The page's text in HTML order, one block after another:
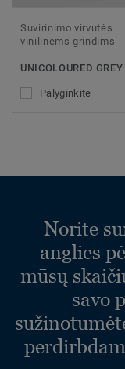
Suvirinimo virvutės
vinilinėms grindims
UNICOLOURED
Palyginkite
Norite
anglies
mūsų
savo